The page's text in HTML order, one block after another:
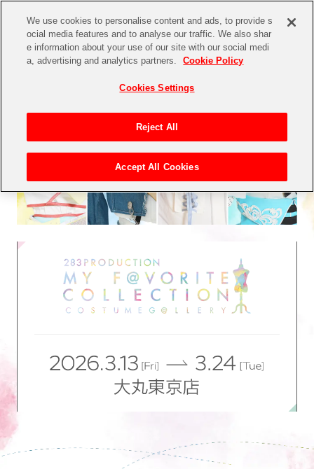
We use cookies to personalise content and ads, to provide s
ocial media features and to analyse our traffic. We also shar
e information about your use of our site with our social medi
a, advertising and analytics partners.
Cookie Policy
Cookies Settings
Reject All
Accept All Cookies